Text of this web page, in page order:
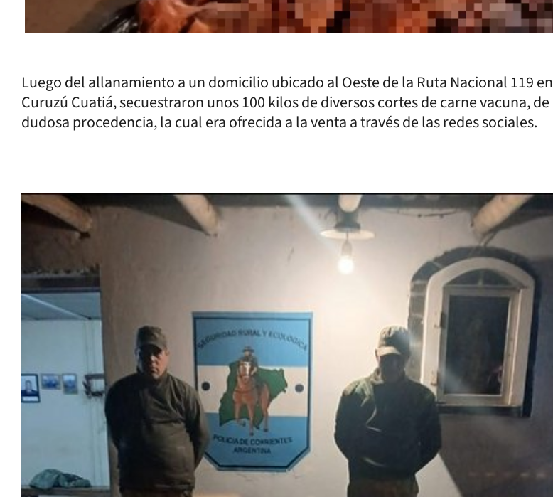
Luego del allanamiento a un domicilio ubicado al Oeste de la Ruta Nacional 119 en
Curuzú Cuatiá, secuestraron unos 100 kilos de diversos cortes de carne vacuna, de
dudosa procedencia, la cual era ofrecida a la venta a través de las redes sociales.